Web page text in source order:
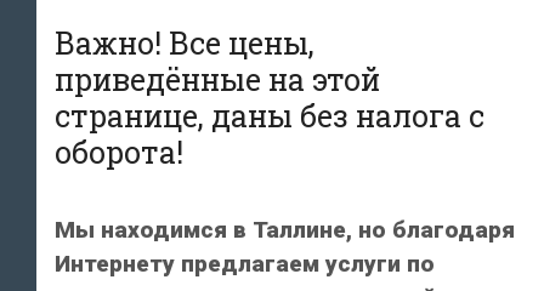
Важно! Все цены,
приведённые на этой
странице, даны без налога с
оборота!
Мы находимся в Таллине, но благодаря
Интернету предлагаем услуги по